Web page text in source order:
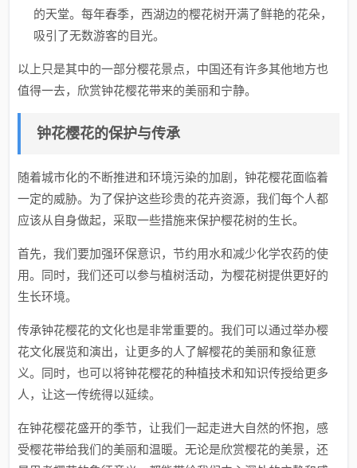
的天堂。每年春季，西湖边的樱花树开满了鲜艳的花朵，
吸引了无数游客的目光。
以上只是其中的一部分樱花景点，中国还有许多其他地方也
值得一去，欣赏钟花樱花带来的美丽和宁静。
钟花樱花的保护与传承
随着城市化的不断推进和环境污染的加剧，钟花樱花面临着
一定的威胁。为了保护这些珍贵的花卉资源，我们每个人都
应该从自身做起，采取一些措施来保护樱花树的生长。
首先，我们要加强环保意识，节约用水和减少化学农药的使
用。同时，我们还可以参与植树活动，为樱花树提供更好的
生长环境。
传承钟花樱花的文化也是非常重要的。我们可以通过举办樱
花文化展览和演出，让更多的人了解樱花的美丽和象征意
义。同时，也可以将钟花樱花的种植技术和知识传授给更多
人，让这一传统得以延续。
在钟花樱花盛开的季节，让我们一起走进大自然的怀抱，感
受樱花带给我们的美丽和温暖。无论是欣赏樱花的美景，还